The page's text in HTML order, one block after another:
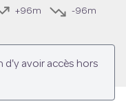
+96m
-96m
d'y avoir accès hors